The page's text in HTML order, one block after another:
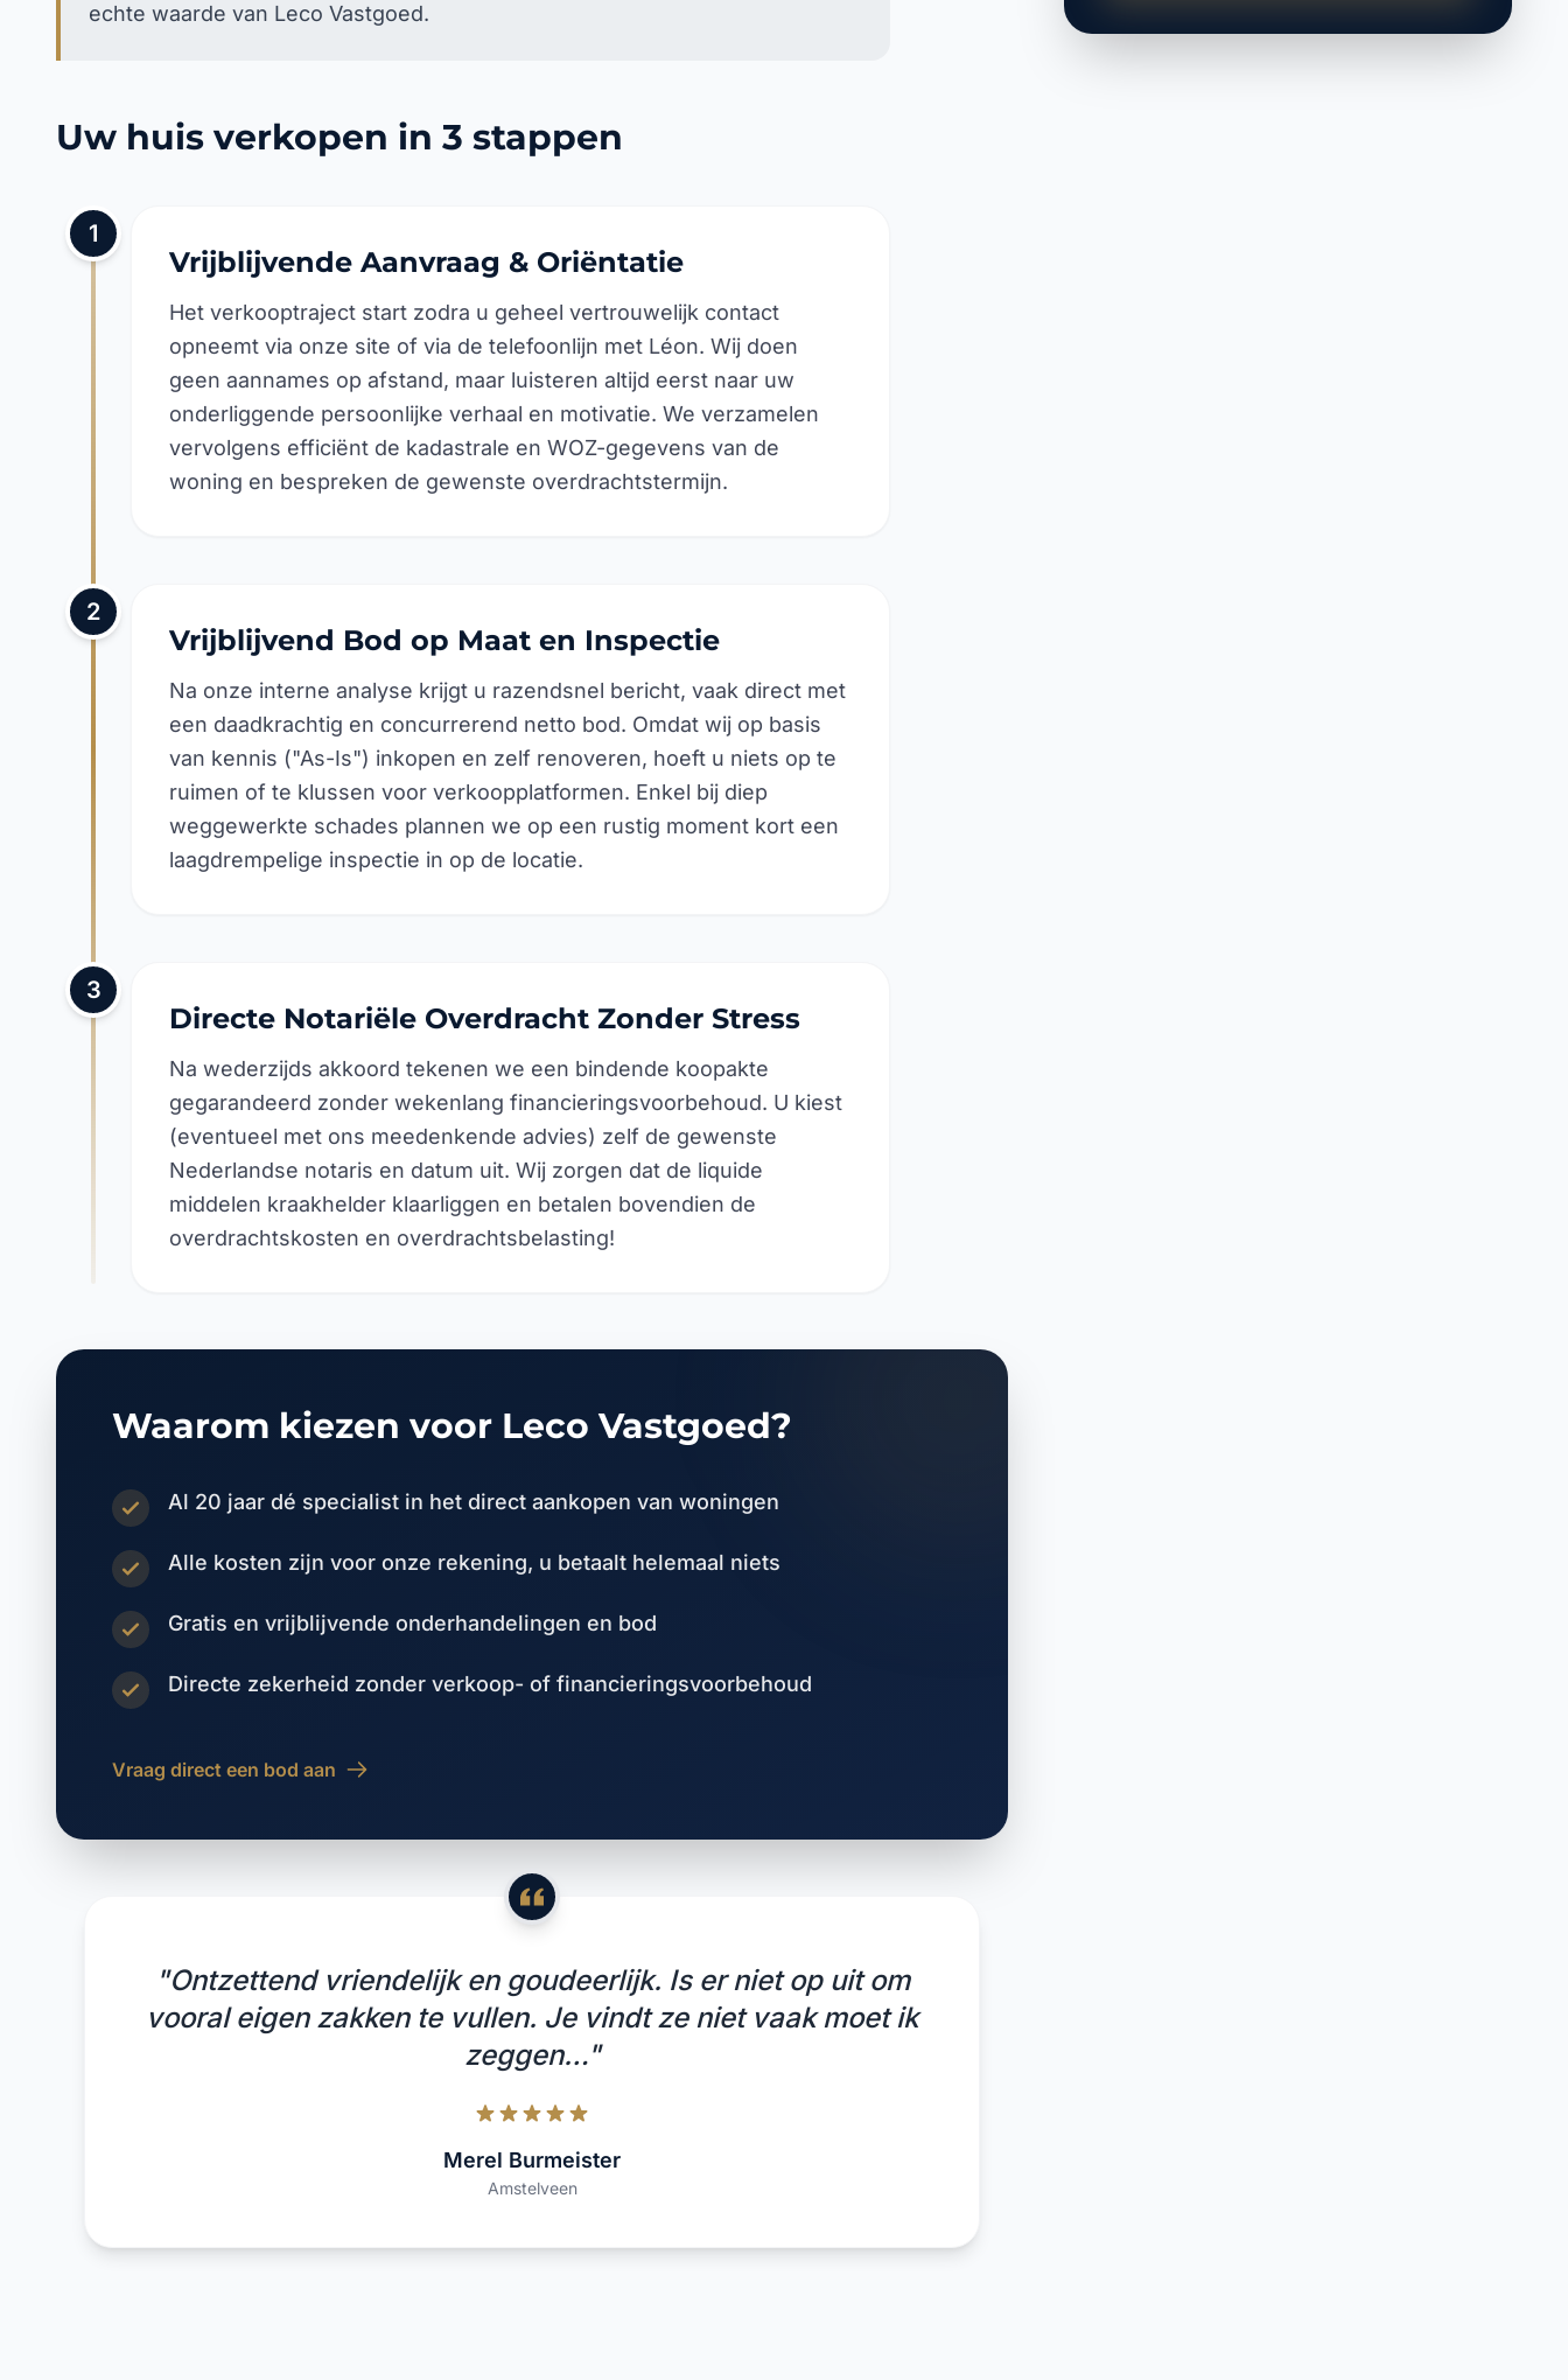
echte waarde van Leco Vastgoed.
Uw huis verkopen in 3 stappen
1
Vrijblijvende Aanvraag & Oriëntatie
Het verkooptraject start zodra u geheel vertrouwelijk contact
opneemt via onze site of via de telefoonlijn met Léon. Wij doen
geen aannames op afstand, maar luisteren altijd eerst naar uw
onderliggende persoonlijke verhaal en motivatie. We verzamelen
vervolgens efficiënt de kadastrale en WOZ-gegevens van de
woning en bespreken de gewenste overdrachtstermijn.
2
Vrijblijvend Bod op Maat en Inspectie
Na onze interne analyse krijgt u razendsnel bericht, vaak direct met
een daadkrachtig en concurrerend netto bod. Omdat wij op basis
van kennis ("As-Is") inkopen en zelf renoveren, hoeft u niets op te
ruimen of te klussen voor verkoopplatformen. Enkel bij diep
weggewerkte schades plannen we op een rustig moment kort een
laagdrempelige inspectie in op de locatie.
3
Directe Notariële Overdracht Zonder Stress
Na wederzijds akkoord tekenen we een bindende koopakte
gegarandeerd zonder wekenlang financieringsvoorbehoud. U kiest
(eventueel met ons meedenkende advies) zelf de gewenste
Nederlandse notaris en datum uit. Wij zorgen dat de liquide
middelen kraakhelder klaarliggen en betalen bovendien de
overdrachtskosten en overdrachtsbelasting!
Waarom kiezen voor Leco Vastgoed?
Al 20 jaar dé specialist in het direct aankopen van woningen
Alle kosten zijn voor onze rekening, u betaalt helemaal niets
Gratis en vrijblijvende onderhandelingen en bod
Directe zekerheid zonder verkoop- of financieringsvoorbehoud
Vraag direct een bod aan
"Ontzettend vriendelijk en goudeerlijk. Is er niet op uit om
vooral eigen zakken te vullen. Je vindt ze niet vaak moet ik
zeggen…"
Merel Burmeister
Amstelveen